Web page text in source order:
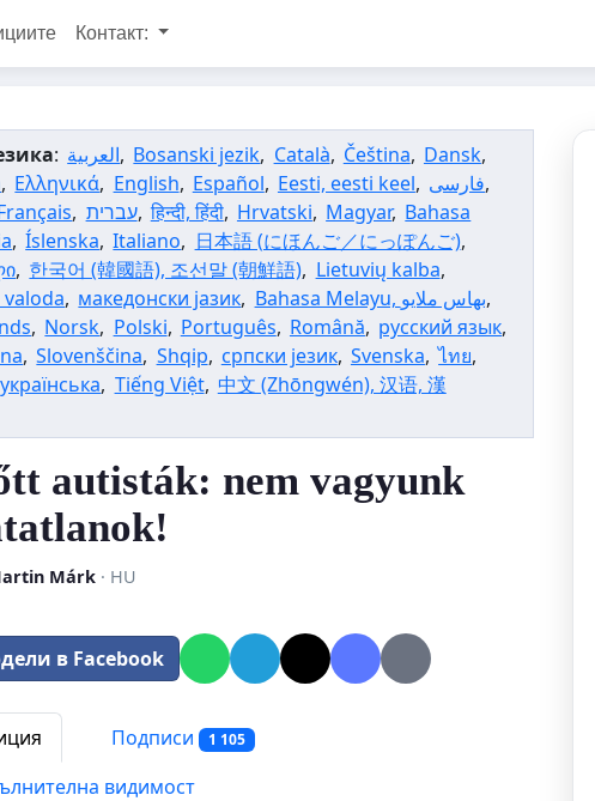
Контакт:
: العربية, Bosanski jezik, Català, Čeština, Dansk,
, Ελληνικά, English, Español, Eesti, eesti keel, فارسی,
, עברית, हिन्दी, हिंदी, Hrvatski, Magyar, Bahasa
, Íslenska, Italiano, 日本語 (にほんご／にっぽんご),
, 한국어 (韓國語), 조선말 (朝鮮語), Lietuvių kalba,
valoda, македонски јазик,
,
, Norsk, Polski, Português, Română, русский язык,
, Slovenščina, Shqip, српски језик, Svenska, ไทย,
українська, Tiếng Việt, 中文 (Zhōngwén), 汉语, 漢
autisták: nem vagyunk
Márk· HU
в Facebook
Подписи 1 105
видимост